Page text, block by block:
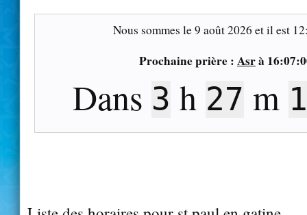
Nous sommes le9 août 2026 et il est
Prochaine prière : Asrà
Dans 3 h 27 m